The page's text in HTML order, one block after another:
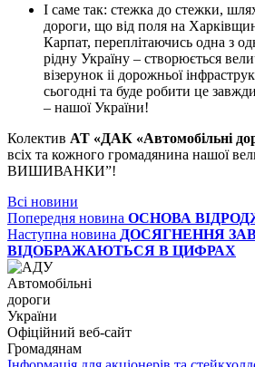
І саме так: стежка до стежки,
дороги, що від поля на
Карпат, переплітаючись одна з
рідну Україну – створюється
візерунок іі дорожньої
сьогодні та буде робити це
– нашої України!
Колектив АТ «ДАК «Автомобільні
всіх та кожного громадянина нашої
ВИШИВАНКИ”!
Всі новини
Попередня новина ОСНОВА
Наступна новина ДОСЯГНЕННЯ
ВІДОБРАЖАЮТЬСЯ В ЦИФРАХ
Автомобільні
дороги
України
Офіційний веб‑сайт
Громадянам